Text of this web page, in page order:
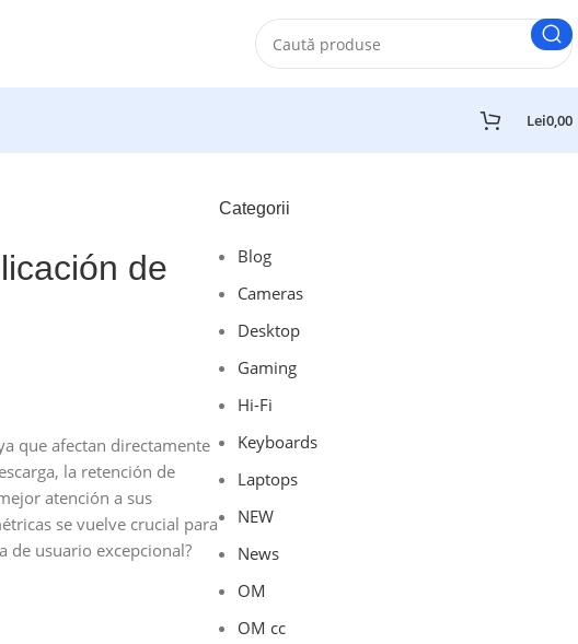
Lei0,00
de
que afectan directamente
la retención de
atención a sus
se vuelve crucial para
de usuario excepcional?
Categorii
Blog
Cameras
Desktop
Gaming
Hi-Fi
Keyboards
Laptops
NEW
News
OM
OM cc